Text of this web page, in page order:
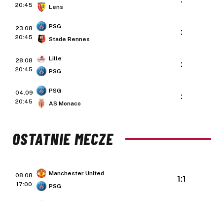
20:45
Lens
23.08
20:45
PSG
Stade Rennes
:
28.08
20:45
Lille
PSG
:
04.09
20:45
PSG
AS Monaco
:
OSTATNIE MECZE
08.08
17:00
Manchester United
PSG
1:1